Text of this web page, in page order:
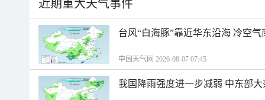
近期重大天气事件
台风“白海豚”靠近华东沿海 冷空
中国天气网 2026-08-07 07:45
我国降雨强度进一步减弱 中东部